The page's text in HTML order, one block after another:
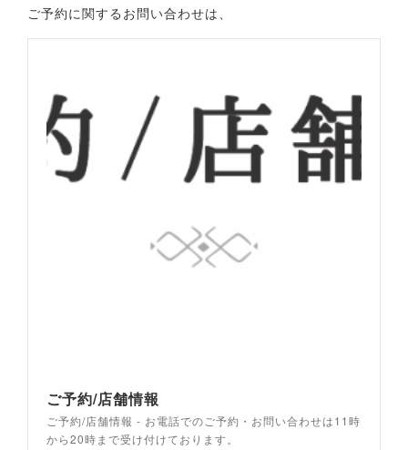
ご予約に関するお問い合わせは、
ご予約/店舗情報
ご予約/店舗情報 - お電話でのご予約・お問い合わせは11時
から20時まで受け付けております。